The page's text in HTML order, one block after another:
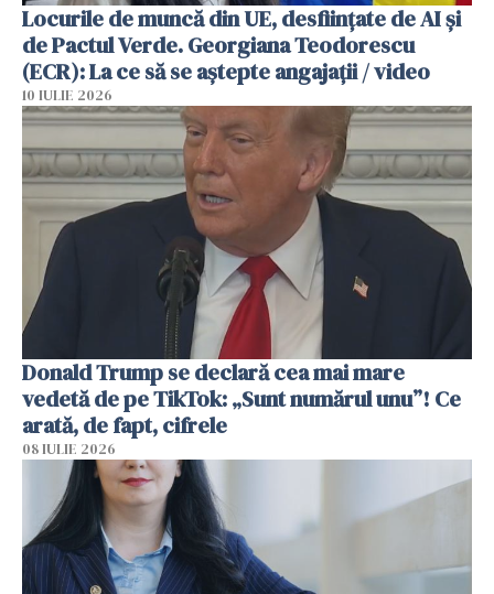
Locurile de muncă din UE, desființate de AI și
de Pactul Verde. Georgiana Teodorescu
(ECR): La ce să se aștepte angajații / video
10 IULIE 2026
Donald Trump se declară cea mai mare
vedetă de pe TikTok: „Sunt numărul unu”! Ce
arată, de fapt, cifrele
08 IULIE 2026